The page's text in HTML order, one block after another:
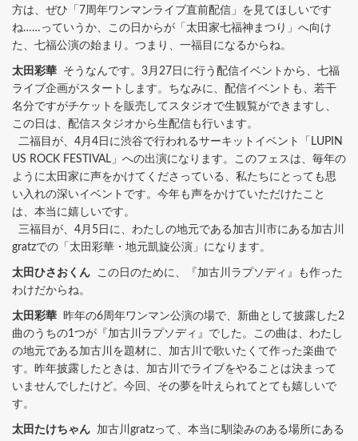
方は、ぜひ「7周年ワンマンライブ直前配信」を見てほしいです
ね……っていうか、この日からが「太田家七福神まつり」へ向け
た、七福公演の始まり。つまり、一福目になるからね。
太田彩華 そうなんです。3月27日に行う配信イベントから、七福
ライブ企画がスタートします。ちなみに、配信イベントも、若干
名分ですがチケットを販売してスタジオで生観覧ができますし、
この日は、配信スタジオから生配信も行います。
二福目が、4月4日に渋谷で行われるサーキットイベント「LUPIN
US ROCK FESTIVAL」への出演になります。このフェスは、毎年の
ように太田家に声をかけてくださっている、私たちにとっても思
い入れの深いイベントです。今年も声をかけていただけたこと
は、本当に嬉しいです。
三福目が、4月5日に、わたしの地元である加古川市にある加古川
gratzでの「太田彩華・地元凱旋公演」になります。
太田ひさおくん この日のために、『加古川ラプソディ』も作った
わけだからね。
太田彩華 昨年の6周年ワンマン公演の場で、新曲として披露した2
曲のうちの1つが『加古川ラプソディ』でした。この曲は、わたし
の地元である加古川を題材に、加古川で歌いたくて作った楽曲で
す。昨年披露したときは、加古川でライブをやることは決まって
いませんでしたけど。今回、その夢を叶えられてとても嬉しいで
す。
太田たけちゃん 加古川gratzって、本当に馴染みのある場所にある